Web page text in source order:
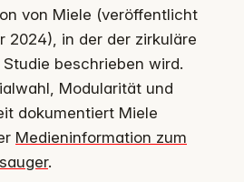
von Miele (veröffentlicht
2024), in der der zirkuläre
beschrieben wird.
Modularität und
dokumentiert Miele
Medieninformation zum
.